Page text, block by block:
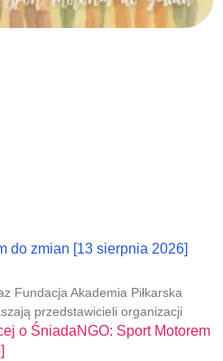
do zmian [13 sierpnia 2026]
Fundacja Akademia Piłkarska
przedstawicieli organizacji
o ŚniadaNGO: Sport Motorem